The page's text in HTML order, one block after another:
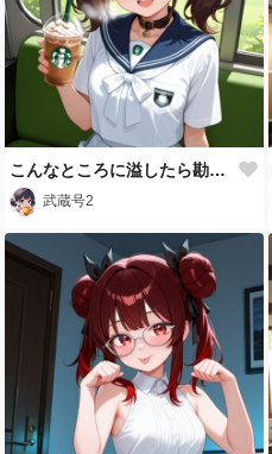
こんなところに溢したら勘違いされちゃうよ💕
武蔵号2